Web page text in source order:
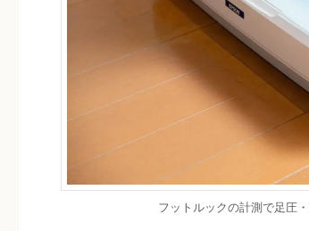
フットルックの計測で足圧